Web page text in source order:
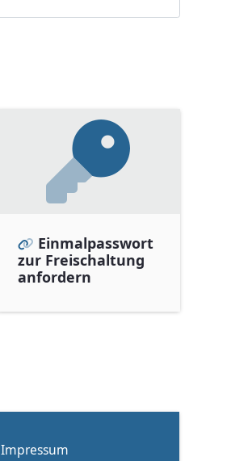
Einmalpasswort
zur Freischaltung
anfordern
Impressum